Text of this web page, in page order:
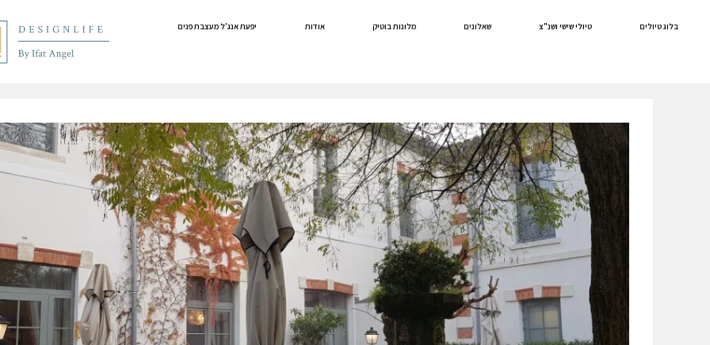
בלוג טיולים טיולי שישי ושנ"צ שאלונים מלונות בוטיק אודות יפעת אנג'ל מעצבת פנים